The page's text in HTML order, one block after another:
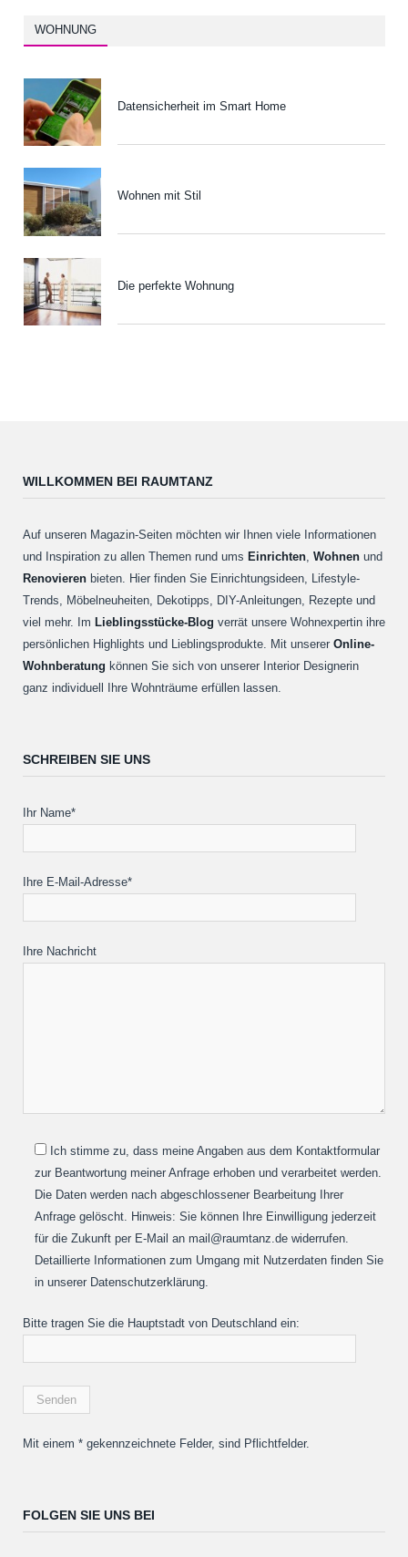
WOHNUNG
Datensicherheit im Smart Home
Wohnen mit Stil
Die perfekte Wohnung
WILLKOMMEN BEI RAUMTANZ
Auf unseren Magazin-Seiten möchten wir Ihnen viele Informationen
und Inspiration zu allen Themen rund ums Einrichten Wohnen und
Renovieren bieten. Hier finden Sie Einrichtungsideen, Lifestyle-
Trends, Möbelneuheiten, Dekotipps, DIY-Anleitungen, Rezepte und
viel mehr. Im Lieblingsstücke-Blog verrät unsere Wohnexpertin ihre
persönlichen Highlights und Lieblingsprodukte. Mit unserer Online-
Wohnberatung können Sie sich von unserer Interior Designerin
ganz individuell Ihre Wohnträume erfüllen lassen.
SCHREIBEN SIE UNS
Ihr Name*
Ihre E-Mail-Adresse*
Ihre Nachricht
Ich stimme zu, dass meine Angaben aus dem Kontaktformular
zur Beantwortung meiner Anfrage erhoben und verarbeitet werden.
Die Daten werden nach abgeschlossener Bearbeitung Ihrer
Anfrage gelöscht. Hinweis: Sie können Ihre Einwilligung jederzeit
für die Zukunft per E-Mail an mail@raumtanz.de widerrufen.
Detaillierte Informationen zum Umgang mit Nutzerdaten finden Sie
in unserer Datenschutzerklärung.
Bitte tragen Sie die Hauptstadt von Deutschland ein:
Mit einem * gekennzeichnete Felder, sind Pflichtfelder.
FOLGEN SIE UNS BEI